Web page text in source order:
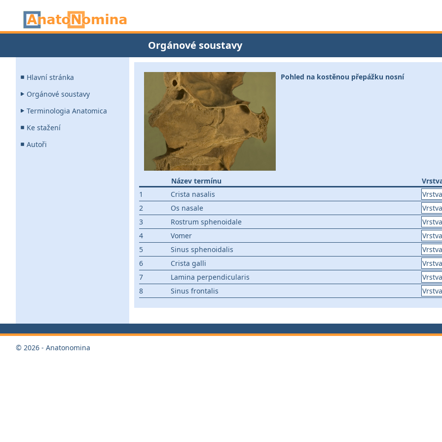
Orgánové soustavy
Hlavní stránka
Orgánové soustavy
Terminologia Anatomica
Ke stažení
Autoři
Pohled na kostěnou přepážku nosní
Název termínu
1
Crista nasalis
2
Os nasale
3
Rostrum sphenoidale
4
Vomer
5
Sinus sphenoidalis
6
Crista galli
7
Lamina perpendicularis
8
Sinus frontalis
© 2026 - Anatonomina